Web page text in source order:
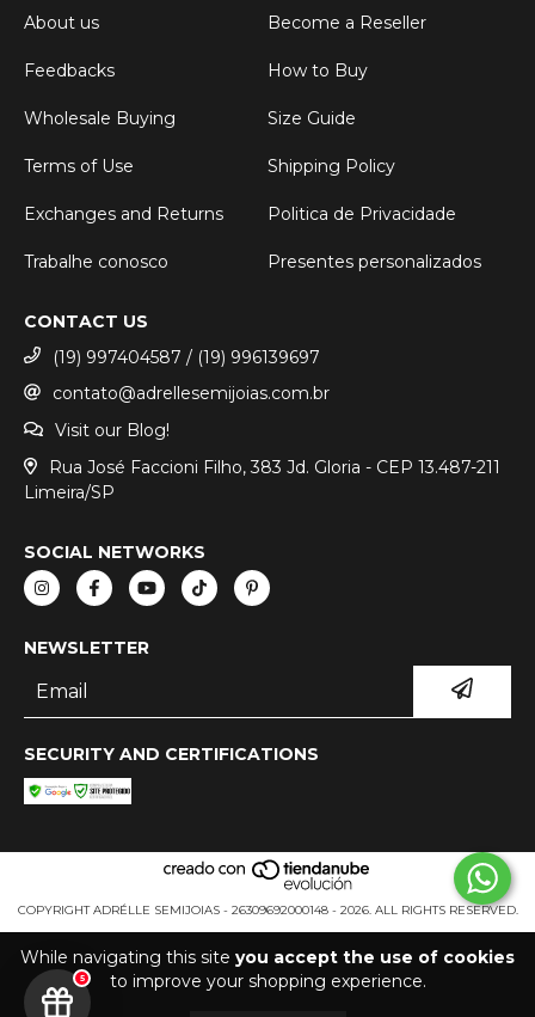
While navigating this site you accept the use of cookies
to improve your shopping experience.
About us
Become a Reseller
Feedbacks How to Buy
Wholesale Buying Size Guide
Terms of Use Shipping Policy
Exchanges and Returns Politica de Privacidade
Trabalhe conosco Presentes personalizados
CONTACT US
(19) 997404587 / (19) 996139697
contato@adrellesemijoias.com.br
Visit our Blog!
Rua José Faccioni Filho, 383 Jd. Gloria - CEP 13.487-211
Limeira/SP
SOCIAL NETWORKS
NEWSLETTER
SECURITY AND CERTIFICATIONS
COPYRIGHT ADRÉLLE SEMIJOIAS - 26309692000148 - 2026. ALL RIGHTS RESERVED.
5